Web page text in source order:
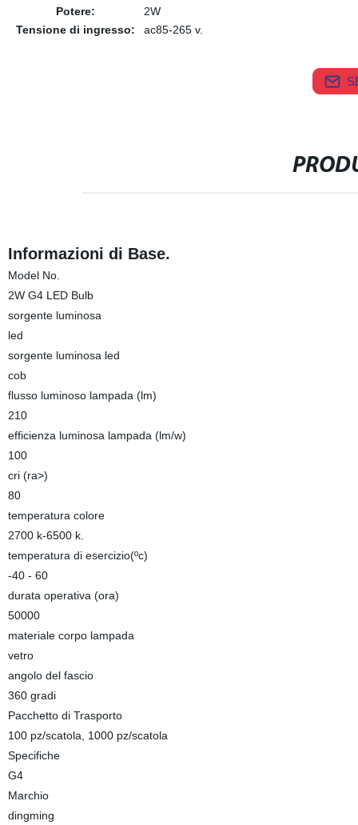
Potere:
2W
Tensione di ingresso:
ac85-265 v.
Informazioni di Base.
Model No.
2W G4 LED Bulb
sorgente luminosa
led
sorgente luminosa led
cob
flusso luminoso lampada (lm)
210
efficienza luminosa lampada (lm/w)
100
cri (ra>)
80
temperatura colore
2700 k-6500 k.
temperatura di esercizio(ºc)
-40 - 60
durata operativa (ora)
50000
materiale corpo lampada
vetro
angolo del fascio
360 gradi
Pacchetto di Trasporto
100 pz/scatola, 1000 pz/scatola
Specifiche
G4
Marchio
dingming